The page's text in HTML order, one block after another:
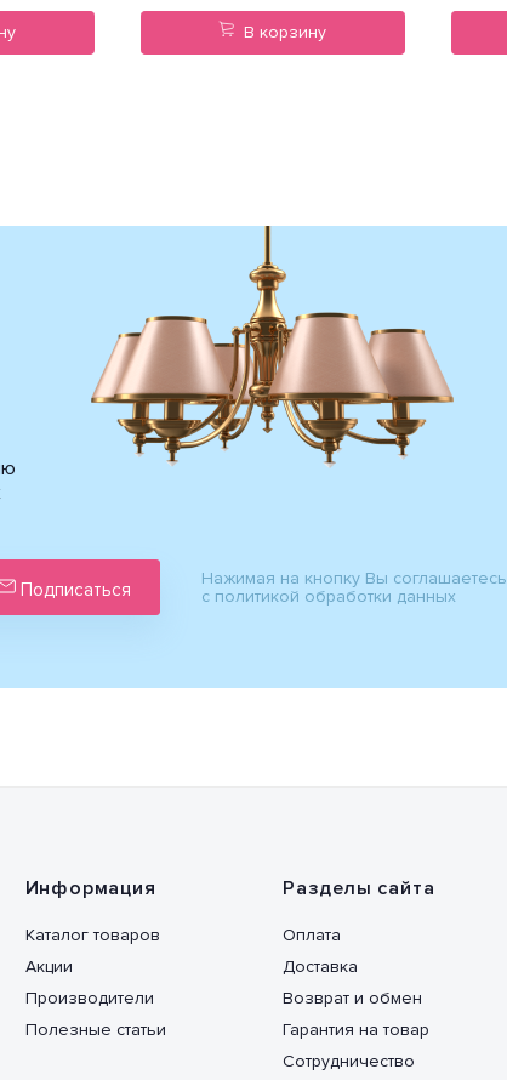
В корзину
Подписаться
Нажимая на кнопку Вы соглашаетесь
с политикой обработки данных
Информация
Каталог товаров
Акции
Производители
Полезные статьи
Разделы сайта
Оплата
Доставка
Возврат и обмен
Гарантия на товар
Сотрудничество